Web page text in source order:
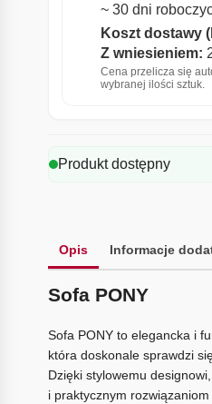
~ 30 dni
Koszt dostawy
Z wniesieniem:
Cena przelicza się
wybranej ilości sztuk.
Produkt dostępny
Opis Informacje
Sofa PONY
Sofa PONY to elegancka i
która doskonale sprawdzi
Dzięki stylowemu
i praktycznym